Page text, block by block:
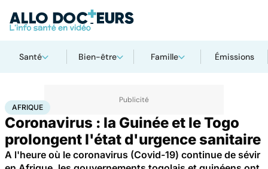
Santé Bien-être Famille Émissions
AccueilSanté Maladies infectieuses
AFRIQUE
Coronavirus : la Guinée et le Togo
prolongent l'état d'urgence sanitaire
A l'heure où le coronavirus (Covid-19) continue de sévir